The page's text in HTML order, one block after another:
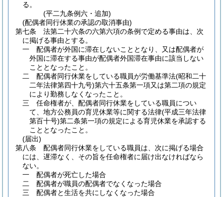
る。
(平二九条例六・追加)
(配偶者同行休業の承認の取消事由)
第七条
法第二十六条の六第六項の条例で定める事由は、次
に掲げる事由とする。
一
配偶者が外国に滞在しないこととなり、又は配偶者が
外国に滞在する事由が配偶者外国滞在事由に該当しない
こととなったこと。
二
配偶者同行休業をしている職員が労働基準法(昭和二十
二年法律第四十九号)第六十五条第一項又は第二項の規定
により勤務しなくなったこと。
三
任命権者が、配偶者同行休業をしている職員につい
て、地方公務員の育児休業等に関する法律(平成三年法律
第百十号)第二条第一項の規定による育児休業を承認する
こととなったこと。
(届出)
第八条
配偶者同行休業をしている職員は、次に掲げる場合
には、遅滞なく、その旨を任命権者に届け出なければなら
ない。
一
配偶者が死亡した場合
二
配偶者が職員の配偶者でなくなった場合
三
配偶者と生活を共にしなくなった場合